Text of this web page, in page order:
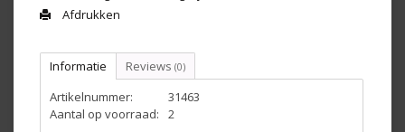
Afdrukken
Informatie Reviews (0)
Artikelnummer:
31463
Aantal op voorraad:
2